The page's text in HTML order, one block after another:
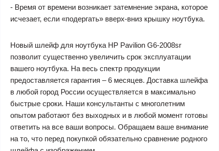
- Время от времени возникает затемнение экрана, которое
исчезает, если «подергать» вверх-вниз крышку ноутбука.
Новый шлейф для ноутбука HP Pavilion G6-2008sr
позволит существенно увеличить срок эксплуатации
вашего ноутбука. На весь спектр продукции
предоставляется гарантия – 6 месяцев. Доставка шлейфа
в любой город России осуществляется в максимально
быстрые сроки. Наши консультанты с многолетним
опытом работают без выходных и в любой момент готовы
ответить на все ваши вопросы. Обращаем ваше внимание
на то, что перед покупкой обязательно сравнение родного